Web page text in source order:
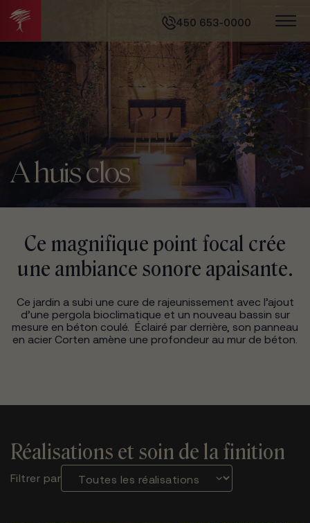
450 653-0000
A huis clos
Ce magnifique point focal crée
une ambiance sonore apaisante.
Ce jardin a subi une cure de rajeunissement avec l’ajout
d’une pergola bioclimatique et un nouveau bassin sur
mesure en béton coulé. Éclairé par derrière, son panneau
en acier Corten amène une profondeur au mur de béton.
Réalisations et soin de la finition
Filtrer par